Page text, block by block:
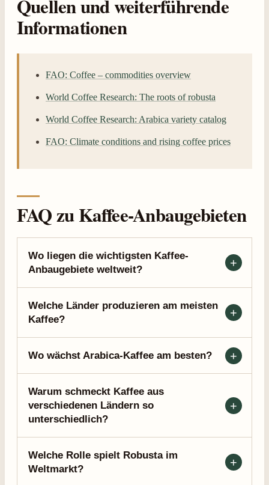
Quellen und weiterführende
Informationen
FAO: Coffee – commodities overview
World Coffee Research: The roots of robusta
World Coffee Research: Arabica variety catalog
FAO: Climate conditions and rising coffee prices
FAQ zu Kaffee-Anbaugebieten
Wo liegen die wichtigsten Kaffee-
Anbaugebiete weltweit?
Welche Länder produzieren am meisten
Kaffee?
Wo wächst Arabica-Kaffee am besten?
Warum schmeckt Kaffee aus
verschiedenen Ländern so
unterschiedlich?
Welche Rolle spielt Robusta im
Weltmarkt?